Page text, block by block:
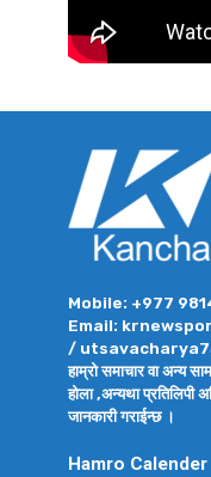
Mobile: +977
Email:
/
हाम्रो समाचार वा अन्य
होला ,अन्यथा प्रतिलिपी
जानकारी गराईन्छ ।
Hamro Calender